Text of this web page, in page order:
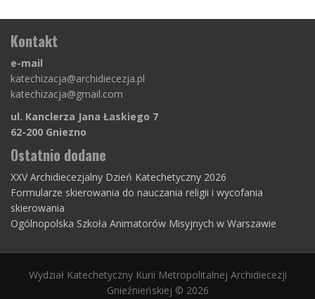
Kontakt
e-mail
katechizacja@archidiecezja.pl
katechizacja@gmail.com
ul. Kanclerza Jana Łaskiego 7
62-200 Gniezno
Ostatnio dodane
XXV Archidiecezjalny Dzień Katechetyczny 2026
Formularze skierowania do nauczania religii i wycofania
skierowania
Ogólnopolska Szkoła Animatorów Misyjnych w Warszawie
Wydział Katechetyczny Kurii Metropolitalnej Archidiecezji
Gnieźnieńskiej © 2026